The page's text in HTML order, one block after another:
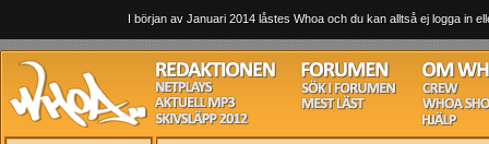
I början av Januari 2014 låstes Whoa och du kan alltså ej logga in